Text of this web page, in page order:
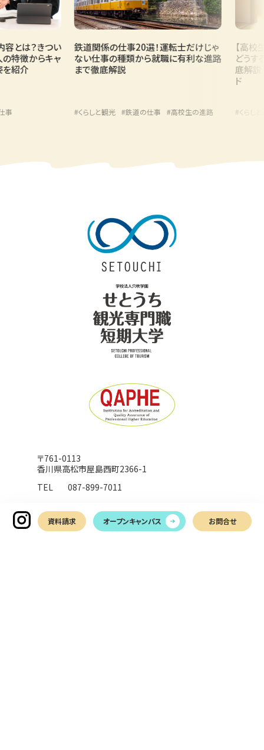
資料請求 オープンキャンパス お問合せ
は？きつい
徴からキャ
介
鉄道関係の仕事20選！運転士だけじゃ
ない仕事の種類から就職に有利な進路
まで徹底解説
#くらしと観光 #鉄道の仕事 #高校生の進路
【高校生
どうする
底解説！
#くらしと観光
〒761-0113
香川県高松市屋島西町2366-1
TEL
087-899-7011